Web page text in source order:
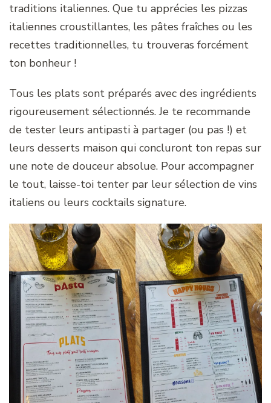
traditions italiennes. Que tu apprécies les pizzas
italiennes croustillantes, les pâtes fraîches ou les
recettes traditionnelles, tu trouveras forcément
ton bonheur !
Tous les plats sont préparés avec des ingrédients
rigoureusement sélectionnés. Je te recommande
de tester leurs antipasti à partager (ou pas !) et
leurs desserts maison qui concluront ton repas sur
une note de douceur absolue. Pour accompagner
le tout, laisse-toi tenter par leur sélection de vins
italiens ou leurs cocktails signature.